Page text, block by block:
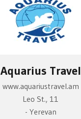
Aquarius Travel
www.aquariustravel.am
Leo St., 11
- Yerevan